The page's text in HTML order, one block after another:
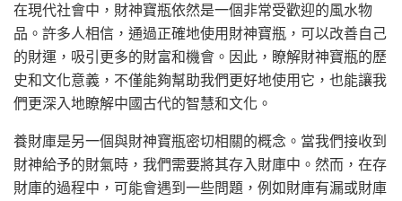
在現代社會中，財神寶瓶依然是一個非常受歡迎的風水物
品。許多人相信，通過正確地使用財神寶瓶，可以改善自己
的財運，吸引更多的財富和機會。因此，瞭解財神寶瓶的歷
史和文化意義，不僅能夠幫助我們更好地使用它，也能讓我
們更深入地瞭解中國古代的智慧和文化。
養財庫是另一個與財神寶瓶密切相關的概念。當我們接收到
財神給予的財氣時，我們需要將其存入財庫中。然而，在存
財庫的過程中，可能會遇到一些問題，例如財庫有漏或財庫